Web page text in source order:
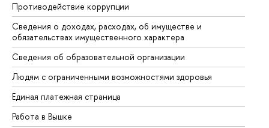
Противодействие коррупции
Сведения о доходах, расходах, об имуществе и
обязательствах имущественного характера
Сведения об образовательной организации
Людям с ограниченными возможностями здоровья
Единая платежная страница
Работа в Вышке